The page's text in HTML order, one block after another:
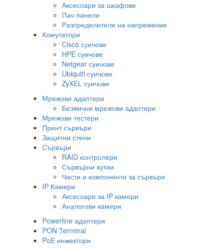
Аксесоари за шкафове
Пач панели
Разпределители на напрежение
Комутатори
Cisco суичове
HPE суичове
Netgear суичове
Ubiquiti суичове
ZyXEL суичове
Мрежови адаптери
Безжични мрежови адаптери
Мрежови тестери
Принт сървъри
Защитни стени
Сървъри
RAID контролери
Сървърни кутии
Части и компоненти за сървъри
IP Камери
Аксесоари за IP камери
Аналогови камери
Powerline адаптери
PON Terminal
PoE инжектори